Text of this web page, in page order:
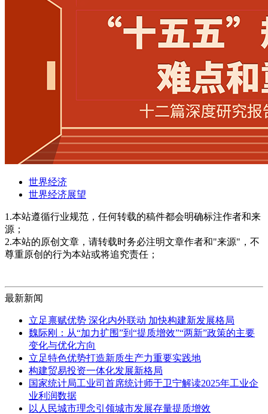
世界经济
世界经济展望
1.本站遵循行业规范，任何转载的稿件都会明确标注作者和来
源；
2.本站的原创文章，请转载时务必注明文章作者和"来源"，不
尊重原创的行为本站或将追究责任；
最新新闻
立足禀赋优势 深化内外联动 加快构建新发展格局
魏际刚：从“加力扩围”到“提质增效”“两新”政策的主要
变化与优化方向
立足特色优势打造新质生产力重要实践地
构建贸易投资一体化发展新格局
国家统计局工业司首席统计师于卫宁解读2025年工业企
业利润数据
以人民城市理念引领城市发展存量提质增效